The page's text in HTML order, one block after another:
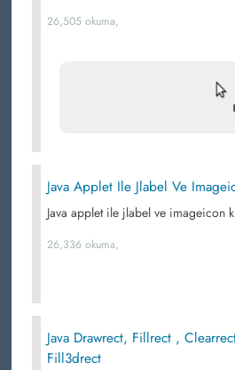
26,505 okuma,
Java Applet Ile Jlabel Ve
Java applet ile jlabel ve imageicon
26,336 okuma,
Java Drawrect, Fillrect ,
Fill3drect